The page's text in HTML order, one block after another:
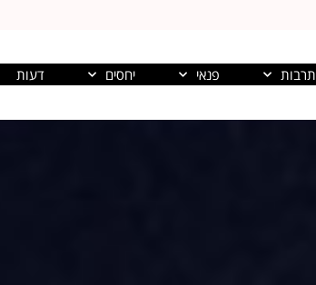
תרבות פנאי יחסים דעות